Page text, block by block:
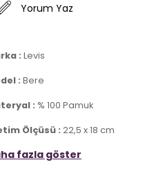
Yorum Yaz
: Levis
: Bere
: % 100 Pamuk
Ölçüsü : 22,5 x 18 cm
fazla göster